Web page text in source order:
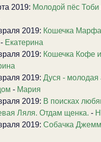
2019: Молодой пёс
2019: Кошечка
- Екатерина
2019: Кошечка Кофе
2019: Дуся - молодая
- Мария
2019: В поисках
Ляля. Отдам щенка. -
2019: Собачка